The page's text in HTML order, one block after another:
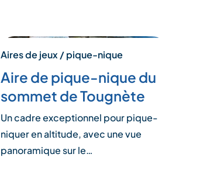
Aires de jeux / pique-nique
Aire de pique-nique du
sommet de Tougnète
Un cadre exceptionnel pour pique-
niquer en altitude, avec une vue
panoramique sur le…